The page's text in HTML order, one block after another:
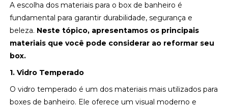
A escolha dos materiais para o box de banheiro é
fundamental para garantir durabilidade, segurança e
beleza. Neste tópico, apresentamos os principais
materiais que você pode considerar ao reformar seu
box.
1. Vidro Temperado
O vidro temperado é um dos materiais mais utilizados para
boxes de banheiro. Ele oferece um visual moderno e